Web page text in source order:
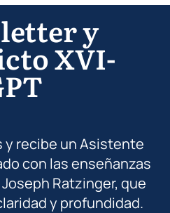
y
XVI-
recibe un Asistente
con las enseñanzas
Ratzinger, que
y profundidad.